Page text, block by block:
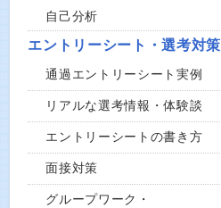
自己分析
エントリーシート・選考対策
通過エントリーシート実例
リアルな選考情報・体験談
エントリーシートの書き方
面接対策
グループワーク・